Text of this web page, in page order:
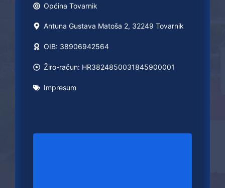
Općina Tovarnik
Antuna Gustava Matoša 2, 32249 Tovarnik
OIB: 38906942564
Žiro-račun: HR3824850031845900001
Impresum